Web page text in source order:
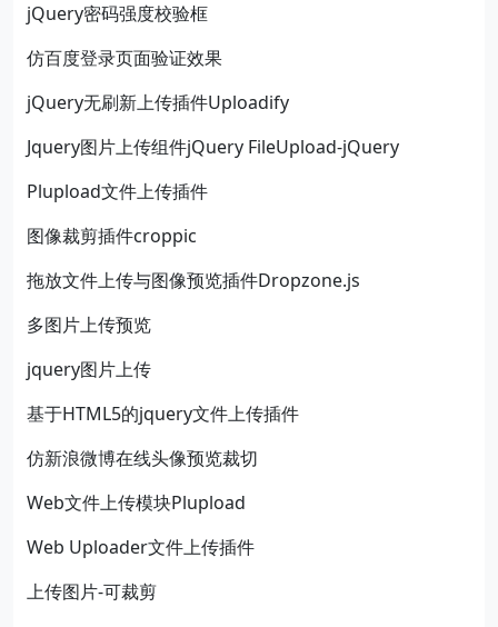
jQuery密码强度校验框
仿百度登录页面验证效果
jQuery无刷新上传插件Uploadify
Jquery图片上传组件jQuery FileUpload-jQuery
Plupload文件上传插件
图像裁剪插件croppic
拖放文件上传与图像预览插件Dropzone.js
多图片上传预览
jquery图片上传
基于HTML5的jquery文件上传插件
仿新浪微博在线头像预览裁切
Web文件上传模块Plupload
Web Uploader文件上传插件
上传图片-可裁剪